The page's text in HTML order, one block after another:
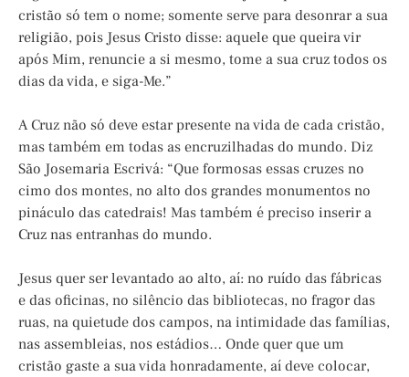
cristão só tem o nome; somente serve para desonrar a sua
religião, pois Jesus Cristo disse: aquele que queira vir
após Mim, renuncie a si mesmo, tome a sua cruz todos os
dias da vida, e siga-Me.”
A Cruz não só deve estar presente na vida de cada cristão,
mas também em todas as encruzilhadas do mundo. Diz
São Josemaria Escrivá: “Que formosas essas cruzes no
cimo dos montes, no alto dos grandes monumentos no
pináculo das catedrais! Mas também é preciso inserir a
Cruz nas entranhas do mundo.
Jesus quer ser levantado ao alto, aí: no ruído das fábricas
e das oficinas, no silêncio das bibliotecas, no fragor das
ruas, na quietude dos campos, na intimidade das famílias,
nas assembleias, nos estádios… Onde quer que um
cristão gaste a sua vida honradamente, aí deve colocar,